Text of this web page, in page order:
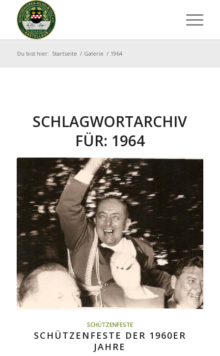
Du bist hier: Startseite / Galerie / 1964
SCHLAGWORTARCHIV
FÜR: 1964
SCHÜTZENFESTE
SCHÜTZENFESTE DER 1960ER
JAHRE